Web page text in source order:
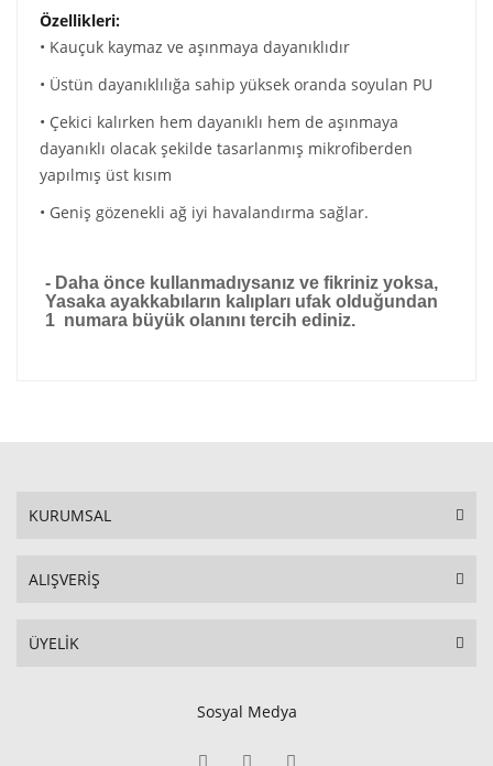
Özellikleri:
• Kauçuk kaymaz ve aşınmaya dayanıklıdır
• Üstün dayanıklılığa sahip yüksek oranda soyulan PU
• Çekici kalırken hem dayanıklı hem de aşınmaya
dayanıklı olacak şekilde tasarlanmış mikrofiberden
yapılmış üst kısım
• Geniş gözenekli ağ iyi havalandırma sağlar.
- Daha önce kullanmadıysanız ve fikriniz yoksa,
Yasaka ayakkabıların kalıpları ufak olduğundan
1 numara büyük olanını tercih ediniz.
KURUMSAL
ALIŞVERİŞ
ÜYELİK
Sosyal Medya